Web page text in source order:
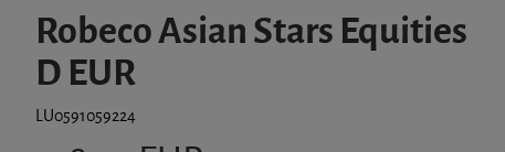
Robeco Asian Stars Equities
D EUR
LU0591059224